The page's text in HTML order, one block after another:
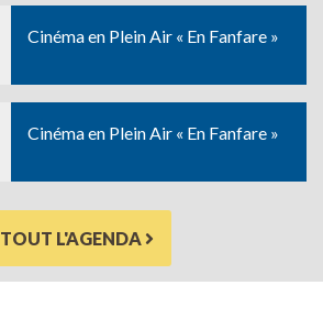
Cinéma en Plein Air « En Fanfare »
Cinéma en Plein Air « En Fanfare »
TOUT L'AGENDA